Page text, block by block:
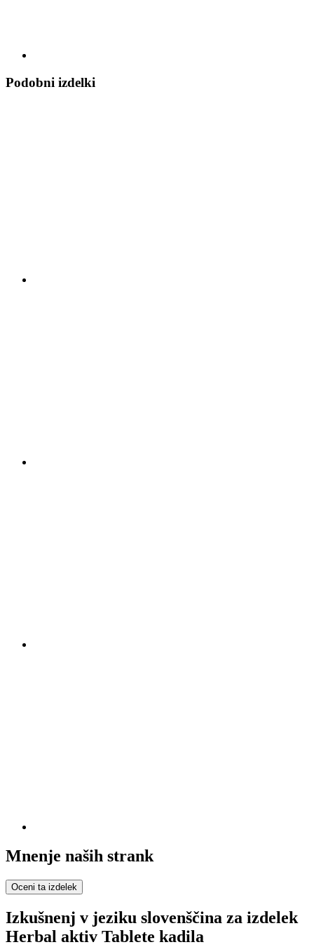
Podobni izdelki
Mnenje naših strank
Oceni ta izdelek
Izkušnenj v jeziku slovenščina za izdelek
Herbal aktiv Tablete kadila